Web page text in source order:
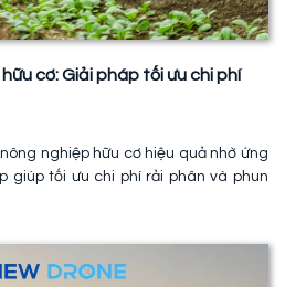
cơ: Giải pháp tối ưu chi phí
nghiệp hữu cơ hiệu quả nhờ ứng
giúp tối ưu chi phí rải phân và phun